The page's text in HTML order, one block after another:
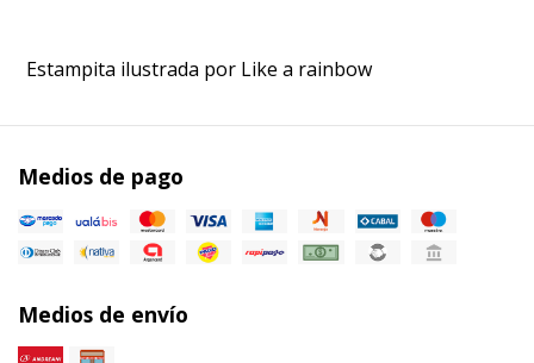
Estampita ilustrada por Like a rainbow
Medios de pago
Medios de envío